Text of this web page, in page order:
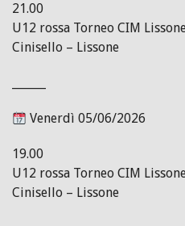
21.00
U12 rossa Torneo CIM
Cinisello – Lissone
Venerdì 05/06/2026
19.00
U12 rossa Torneo CIM
Cinisello – Lissone